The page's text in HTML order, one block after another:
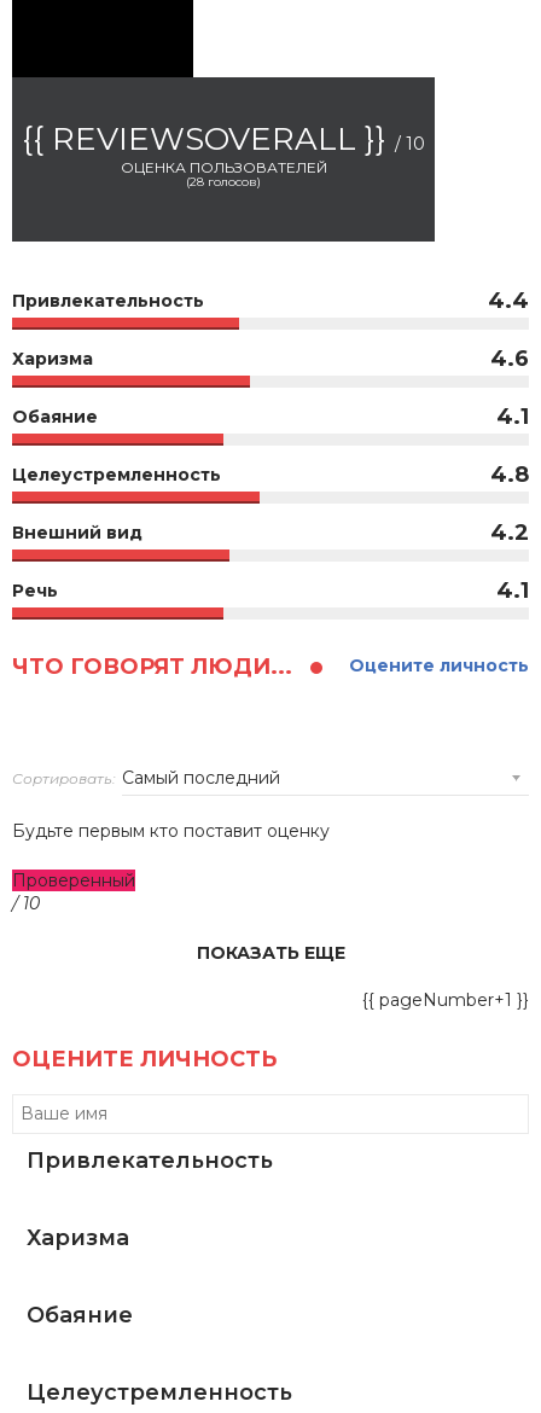
{{ REVIEWSOVERALL }} / 10
ОЦЕНКА ПОЛЬЗОВАТЕЛЕЙ
(28 голосов)
Привлекательность 4.4
Харизма 4.6
Обаяние 4.1
Целеустремленность 4.8
Внешний вид 4.2
Речь 4.1
ЧТО ГОВОРЯТ ЛЮДИ... Оцените личность
Сортировать:
Будьте первым кто поставит оценку
Проверенный
/ 10
ПОКАЗАТЬ ЕЩЕ
{{ pageNumber+1 }}
ОЦЕНИТЕ ЛИЧНОСТЬ
Привлекательность
Харизма
Обаяние
Целеустремленность